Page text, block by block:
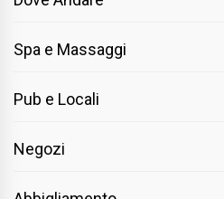
Spa e Massaggi
Pub e Locali
Negozi